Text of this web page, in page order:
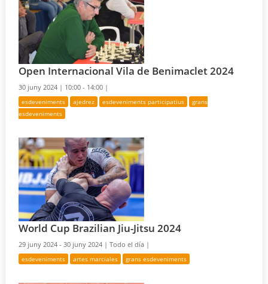
Open Internacional Vila de Benimaclet 2024
30 juny 2024 | 10:00 - 14:00 |
esdeveniments ajedrez esdeveniments participatius
grans
esdeveniments
World Cup Brazilian Jiu-Jitsu 2024
29 juny 2024 - 30 juny 2024 |Todo el día |
esdeveniments artes marciales grans esdeveniments